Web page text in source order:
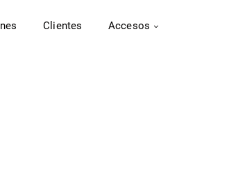
Clientes Accesos